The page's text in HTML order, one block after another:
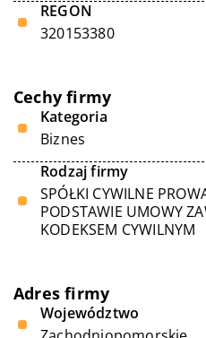
REGON
320153380
Cechy firmy
Kategoria
Biznes
Rodzaj firmy
SPÓŁKI CYWILNE
PODSTAWIE UMOWY
KODEKSEM CYWILNYM
Adres firmy
Województwo